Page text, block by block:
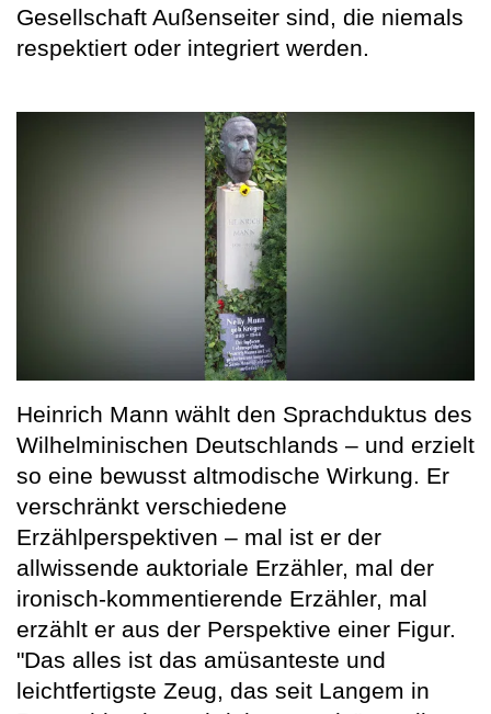
Gesellschaft Außenseiter sind, die niemals
respektiert oder integriert werden.
Heinrich Mann wählt den Sprachduktus des
Wilhelminischen Deutschlands – und erzielt
so eine bewusst altmodische Wirkung. Er
verschränkt verschiedene
Erzählperspektiven – mal ist er der
allwissende auktoriale Erzähler, mal der
ironisch-kommentierende Erzähler, mal
erzählt er aus der Perspektive einer Figur.
"Das alles ist das amüsanteste und
leichtfertigste Zeug, das seit Langem in